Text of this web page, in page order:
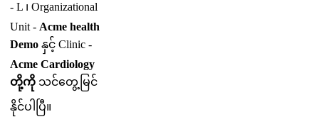
- L ၊ Organizational
Unit - Acme health
Demo နင Clinic -
Acme Cardiology
တက သငတ မင
နငပ ပ။